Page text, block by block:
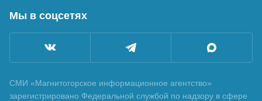
Мы в соцсетях
СМИ «Магнитогорское информационное агентство»
зарегистрировано Федеральной службой по надзору в сфере